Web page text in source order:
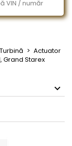
VIN / număr
Actuator
Grand Starex